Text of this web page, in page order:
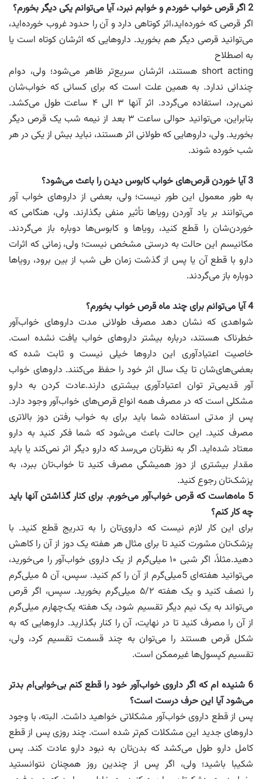
2اگر قرص خواب خوردم و خوابم نبرد، آیا می‌توانم یکی دیگر بخورم؟
اگر قرصی که خورده‌اید،اثر کوتاهی دارد و آن را حدود غروب خورده‌اید،
می‌توانید قرصی دیگر هم بخورید. داروهایی که اثرشان کوتاه است یا
به اصطلاح
short‌ acting هستند، اثرشان سریع‌تر ظاهر می‌شود؛ ولی، دوام
چندانی ندارد. به همین علت است که برای کسانی که خواب‌شان
نمی‌برد، استفاده می‌گردد. اثر آنها ۳ الی ۴ ساعت طول می‌کشد.
بنابراین، می‌توانید حوالی ساعت ۳ بعد از نیمه شب یک قرص دیگر
بخورید. ولی، داروهایی که طولانی اثر هستند، نباید بیش از یکی در هر
شب خورده شوند.
3آیا خوردن قرص‌های خواب کابوس دیدن را باعث می‌شود؟
به طور معمول این طور نیست؛ ولی، بعضی از داروهای خواب آور
می‌توانند بر یاد آوردن رویاها تأثیر منفی بگذارند. ولی، هنگامی که
خوردن‌شان را قطع کنید، رویاها و کابوس‌ها دوباره باز می‌گردند.
مکانیسم این حالت به درستی مشخص نیست؛ ولی، زمانی که اثرات
دارو با قطع آن یا پس از گذشت زمان طی شب از بین برود، رویاها
دوباره باز می‌گردند.
4آیا می‌توانم برای چند ماه قرص خواب بخورم؟
شواهدی که نشان دهد مصرف طولانی مدت داروهای خواب‌آور
خطرناک هستند، درباره بیشتر داروهای خواب یافت نشده است.
خاصیت اعتیادآوری این داروها خیلی نیست و ثابت شده که
بعضی‌های‌شان تا یک سال اثر خود را حفظ می‌کنند. داروهای خواب
آور قدیمی‌تر توان اعتیادآوری بیشتری دارند.عادت کردن به دارو
مشکلی است که در مصرف همه انواع قرص‌های خواب‌آور وجود دارد.
پس از مدتی استفاده شما باید برای به خواب رفتن دوز بالاتری
مصرف کنید. این حالت باعث می‌شود که شما فکر کنید به دارو
معتاد شده‌اید. اگر به نظرتان می‌رسد که دارو دیگر اثر نمی‌کند یا باید
مقدار بیشتری از دوز همیشگی مصرف کنید تا خواب‌تان ببرد، به
پزشک‌تان رجوع کنید.
5 ماه‌هاست که قرص خواب‌آور می‌خورم. برای کنار گذاشتن آنها باید
چه کار کنم؟
برای این کار لازم نیست که داروی‌تان را به تدریج قطع کنید. با
پزشک‌تان مشورت کنید تا برای مثال هر هفته یک دوز از آن را کاهش
دهید.مثلاً، اگر شبی ۱۰ میلی‌گرم از یک داروی خواب‌آور را می‌خورید،
می‌توانید هفته‌ای 5میلی‌گرم از آن را کم کنید. سپس، آن ۵ میلی‌گرم
را نصف کنید و یک هفته ۵/۲ میلی‌گرم بخورید. سپس، اگر قرص
می‌تواند به یک نیم دیگر تقسیم شود، یک هفته یک‌چهارم میلی‌گرم
از آن را مصرف کنید تا در نهایت، آن را کنار بگذارید. داروهایی که به
شکل قرص هستند را می‌توان به چند قسمت تقسیم کرد، ولی،
تقسیم کپسول‌ها غیرممکن است.
6 شنیده ام که اگر داروی خواب‌آور خود را قطع کنم بی‌خوابی‌ام بدتر
می‌شود آیا این حرف درست است؟
پس از قطع داروی خواب‌آور مشکلاتی خواهید داشت. البته، با وجود
داروهای جدید این مشکلات کم‌تر شده است. چند روزی پس از قطع
کامل دارو طول می‌کشد که بدن‌تان به نبود دارو عادت کند. پس
شکیبا باشید؛ ولی، اگر پس از چندین روز همچنان نتوانستید